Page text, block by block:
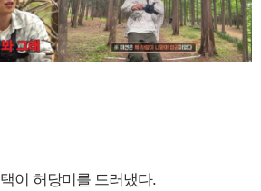
택이 허당미를 드러냈다.